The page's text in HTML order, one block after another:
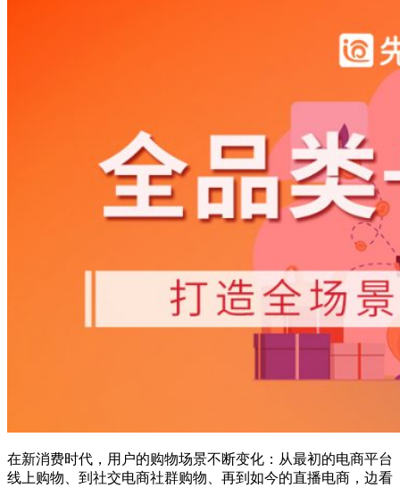
在新消费时代，用户的购物场景不断变化：从最初的电商平台
线上购物、到社交电商社群购物、再到如今的直播电商，边看